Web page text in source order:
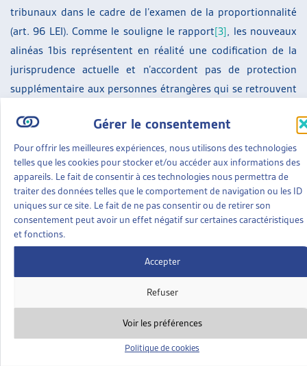
Gérer le consentement
Pour offrir les meilleures expériences, nous utilisons des technologies
telles que les cookies pour stocker et/ou accéder aux informations des
appareils. Le fait de consentir à ces technologies nous permettra de
traiter des données telles que le comportement de navigation ou les ID
uniques sur ce site. Le fait de ne pas consentir ou de retirer son
consentement peut avoir un effet négatif sur certaines caractéristiques
et fonctions.
Accepter
Refuser
Voir les préférences
Politique de cookies
tribunaux dans le cadre de l’examen de la proportionnalité
(art. 96 LEI). Comme le souligne le rapport[3] , les nouveaux
alinéas 1bis représentent en réalité une codification de la
jurisprudence actuelle et n’accordent pas de protection
supplémentaire aux personnes étrangères qui se retrouvent
Rappelons que l’initiative parlementaire « La pauvreté n’est
pas un crime » visait à atténuer les conséquences de la
perception d’aide sociale pour les personnes de nationalité
étrangère résidant depuis longtemps en Suisse. Elle
souhaitait corriger une disposition en vigueur au 1 erjanvier
2019 qui a aboli la protection contre la révocation des
permis d’établissement C pour perception d’aide sociale de
personnes qui résidaient de manière légale et ininterrompue
en Suisse depuis quinze ans et plus.
La consultation dure jusqu’au 14 mars 2025.
communiqué de presse.